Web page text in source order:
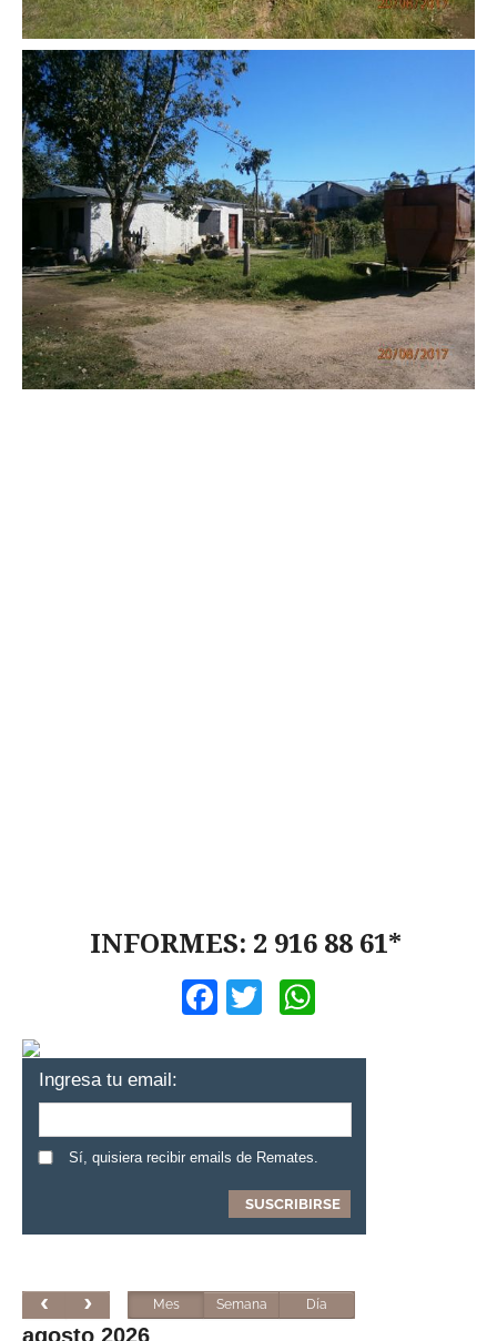
INFORMES: 2 916 88 61*
Facebook
Twitter
Ingresa tu email:
Sí, quisiera recibir emails de Remates.
Mes Semana Día
agosto 2026